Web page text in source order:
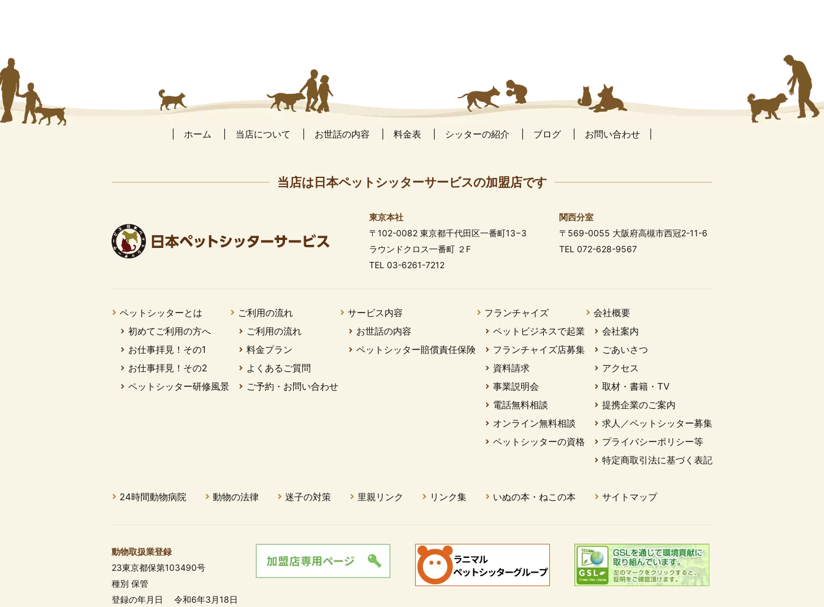
ホーム 当店について お世話の内容 料金表 シッターの紹介 ブログ お問い合わせ
当店は日本ペットシッターサービスの加盟店です
東京本社
〒102-0082 東京都千代田区一番町13−3
ラウンドクロス一番町 ２F
TEL 03-6261-7212
関西分室
〒569-0055 大阪府高槻市西冠2-11-6
TEL 072-628-9567
ペットシッターとは
初めてご利用の方へ
お仕事拝見！その1
お仕事拝見！その2
ペットシッター研修風景
ご利用の流れ
ご利用の流れ
料金プラン
よくあるご質問
ご予約・お問い合わせ
サービス内容
お世話の内容
ペットシッター賠償責任保険
フランチャイズ
ペットビジネスで起業
フランチャイズ店募集
資料請求
事業説明会
電話無料相談
オンライン無料相談
ペットシッターの資格
会社概要
会社案内
ごあいさつ
アクセス
取材・書籍・TV
提携企業のご案内
求人／ペットシッター募集
プライバシーポリシー等
特定商取引法に基づく表記
24時間動物病院 動物の法律 迷子の対策 里親リンク リンク集 いぬの本・ねこの本 サイトマップ
動物取扱業登録
23東京都保第103490号
種別 保管
登録の年月日 令和6年3月18日